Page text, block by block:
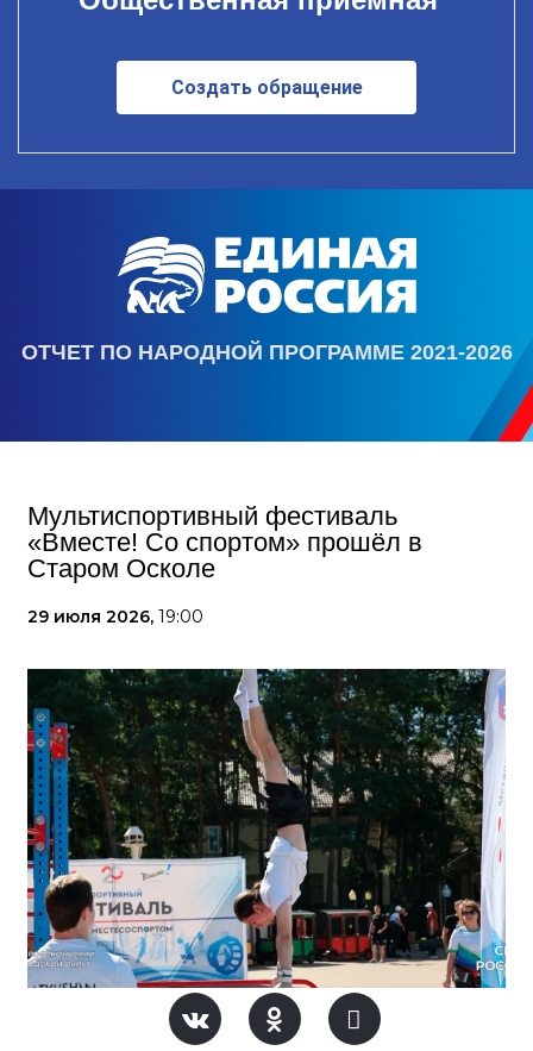
Создать обращение
ОТЧЕТ ПО НАРОДНОЙ ПРОГРАММЕ 2021-2026
Мультиспортивный фестиваль
«Вместе! Со спортом» прошёл в
Старом Осколе
29 июля 2026, 19:00